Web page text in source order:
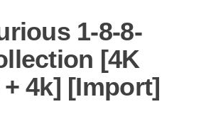
1-8-8-
[4K
4k] [Import]